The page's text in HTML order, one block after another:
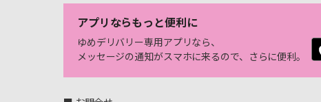
アプリならもっと便利に
ゆめデリバリー専用アプリなら、
メッセージの通知がスマホに来るので、さらに便利。